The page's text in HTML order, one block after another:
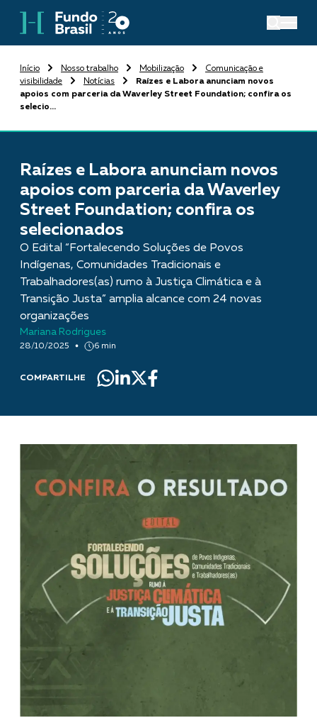
Início Nosso trabalho Mobilização
Comunicação e
visibilidade
Notícias
Raízes e Labora anunciam novos
apoios com parceria da Waverley Street Foundation; confira os
selecio...
Raízes e Labora anunciam novos
apoios com parceria da Waverley
Street Foundation; confira os
selecionados
O Edital “Fortalecendo Soluções de Povos
Indígenas, Comunidades Tradicionais e
Trabalhadores(as) rumo à Justiça Climática e à
Transição Justa” amplia alcance com 24 novas
organizações
Mariana Rodrigues
28/10/2025 6 min
COMPARTILHE